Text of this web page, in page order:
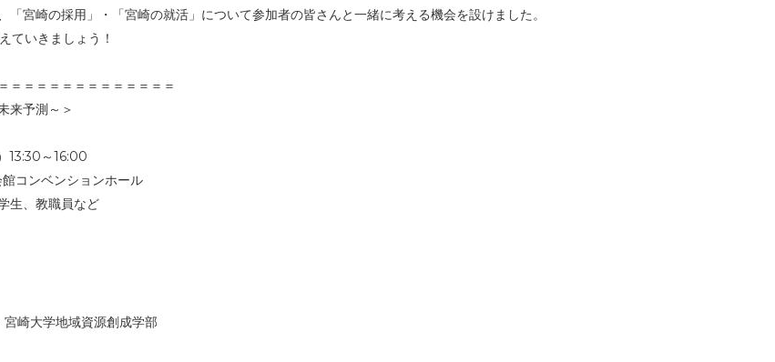
宮崎の採用」・「宮崎の就活」について参加者の皆さんと一緒に考える機会を設けました。
ていきましょう！
＝＝＝＝＝＝＝＝＝＝＝＝＝
来予測～＞
13:30～16:00
コンベンションホール
生、教職員など
崎大学地域資源創成学部